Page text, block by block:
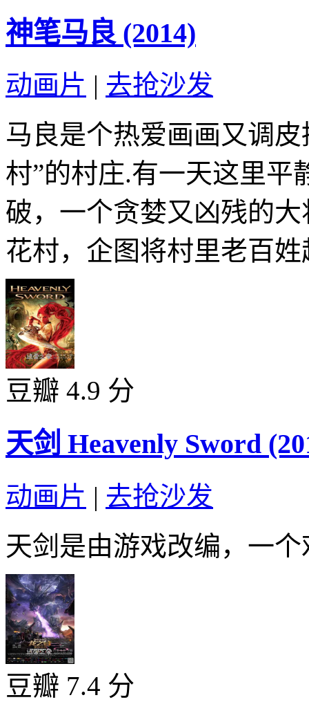
神笔马良 (2014)
动画片 | 去抢沙发
马良是个热爱画画又调
村”的村庄.有一天这里平
破，一个贪婪又凶残的
花村，企图将村里老百
豆瓣 4.9 分
天剑 Heavenly Sword
动画片 | 去抢沙发
天剑是由游戏改编，一
豆瓣 7.4 分